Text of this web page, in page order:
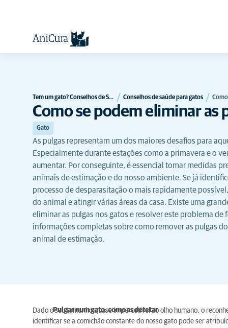
Tem um gato? Conselhos de Saúde para Gatos | AniCura Portug… Conselhos de saúde para gatos
Como se podem eliminar as
Gato
As pulgas representam um dos maiores desafios para
Especialmente durante estações como a primavera e o
aumentar. Por conseguinte, é essencial tomar medidas
animais de estimação e do nosso ambiente. Se já
processo de desparasitação o mais rapidamente
do animal e atingir várias áreas da casa. Existe uma
eliminar as pulgas nos gatos e resolver este problema
informações completas sobre como remover as pulgas
animal de estimação.
Pulgas num gato: como as detetar
Dado o seu tamanho quase impercetível ao olho humano, o
identificar se a comichão constante do nosso gato pode ser